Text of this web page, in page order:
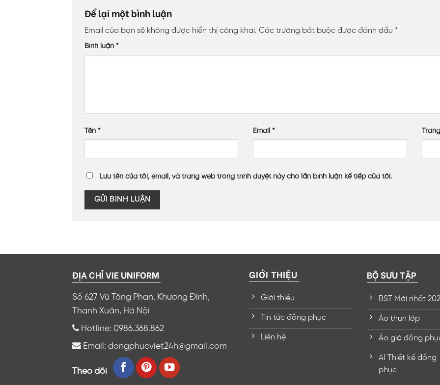
Để lại một bình luận
Email của bạn sẽ không được hiển thị công khai. Các trường bắt buộc được đánh dấu *
Bình luận *
Tên * Email*
Lưu tên của tôi, email, và trang web trong trình duyệt này cho lần bình luận kế tiếp của tôi.
ĐỊA CHỈ VIE UNIFORM
Số 627 Vũ Tông Phan, Khương Đình,
Thanh Xuân, Hà Nội
Hotline: 0986.368.862
Email: dongphucviet24h@gmail.com
Theo dõi
GIỚI THIỆU
Giới thiệu
Tin tức đồng phục
Liên hệ
BỘ SƯU TẬP
BST Mới nhất
Áo thun lớp
Áo gió đồng
AI Thiết kế đồng
phục